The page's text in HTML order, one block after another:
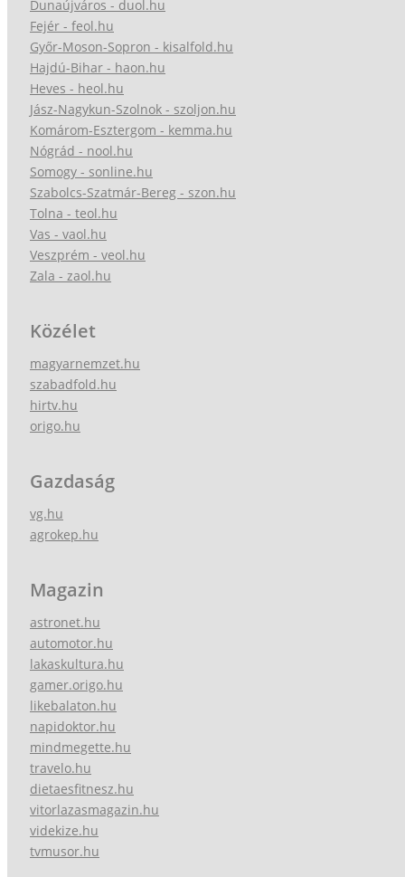
Dunaújváros - duol.hu
Fejér - feol.hu
Győr-Moson-Sopron - kisalfold.hu
Hajdú-Bihar - haon.hu
Heves - heol.hu
Jász-Nagykun-Szolnok - szoljon.hu
Komárom-Esztergom - kemma.hu
Nógrád - nool.hu
Somogy - sonline.hu
Szabolcs-Szatmár-Bereg - szon.hu
Tolna - teol.hu
Vas - vaol.hu
Veszprém - veol.hu
Zala - zaol.hu
Közélet
magyarnemzet.hu
szabadfold.hu
hirtv.hu
origo.hu
Gazdaság
vg.hu
agrokep.hu
Magazin
astronet.hu
automotor.hu
lakaskultura.hu
gamer.origo.hu
likebalaton.hu
napidoktor.hu
mindmegette.hu
travelo.hu
dietaesfitnesz.hu
vitorlazasmagazin.hu
videkize.hu
tvmusor.hu